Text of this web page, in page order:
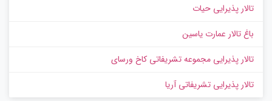
تالار پذیرایی حیات
باغ تالار عمارت یاسین
تالار پذیرایی مجموعه تشریفاتی کاخ ورسای
تالار پذیرایی تشریفاتی آریا